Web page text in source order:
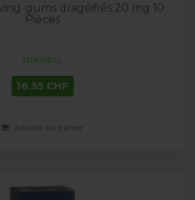
gums dragéifiés 20 mg 10
Pièces
TRAWELL
16.55 CHF
Ajouter au panier